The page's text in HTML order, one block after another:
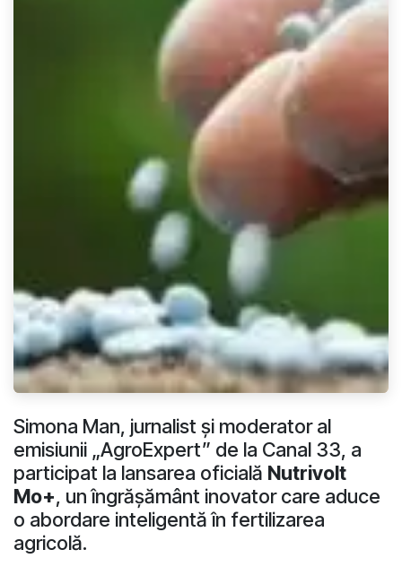
Simona Man, jurnalist și moderator al
emisiunii „AgroExpert” de la Canal 33, a
participat la lansarea oficială Nutrivolt
Mo+, un îngrășământ inovator care aduce
o abordare inteligentă în fertilizarea
agricolă.